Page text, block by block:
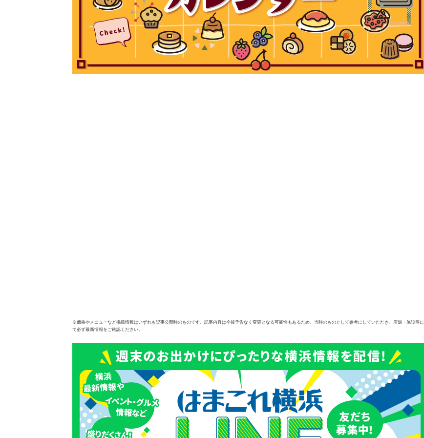
※価格やメニューなど掲載情報はいずれも記事公開時のものです。記事内容は今後予告なく変更となる可能性もあるため、当時のものとして参考にしていただき、店舗・施設等に
て必ず最新情報をご確認ください。